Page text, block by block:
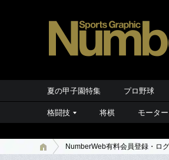
夏の甲子園特集 プロ野球
格闘技 将棋 モータ
NumberWeb有料会員登録・ロ